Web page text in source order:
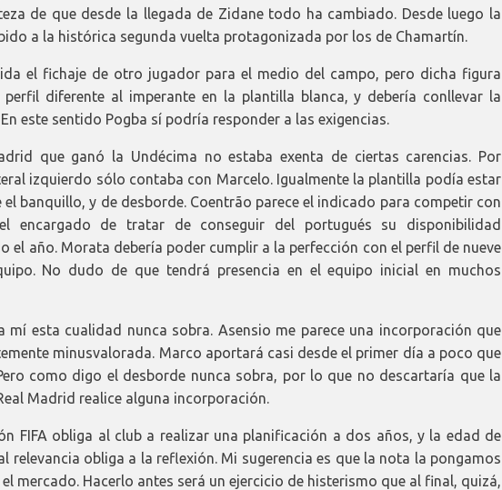
de que desde la llegada de Zidane todo ha cambiado. Desde luego la
a la histórica segunda vuelta protagonizada por los de Chamartín.
el fichaje de otro jugador para el medio del campo, pero dicha figura
perfil diferente al imperante en la plantilla blanca, y debería conllevar la
este sentido Pogba sí podría responder a las exigencias.
que ganó la Undécima no estaba exenta de ciertas carencias. Por
izquierdo sólo contaba con Marcelo. Igualmente la plantilla podía estar
banquillo, y de desborde. Coentrão parece el indicado para competir con
encargado de tratar de conseguir del portugués su disponibilidad
el año. Morata debería poder cumplir a la perfección con el perfil de nueve
No dudo de que tendrá presencia en el equipo inicial en muchos
mí esta cualidad nunca sobra. Asensio me parece una incorporación que
minusvalorada. Marco aportará casi desde el primer día a poco que
como digo el desborde nunca sobra, por lo que no descartaría que la
Madrid realice alguna incorporación.
FIFA obliga al club a realizar una planificación a dos años, y la edad de
relevancia obliga a la reflexión. Mi sugerencia es que la nota la pongamos
mercado. Hacerlo antes será un ejercicio de histerismo que al final, quizá,